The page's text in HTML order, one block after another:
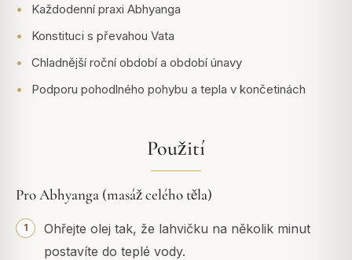
Každodenní praxi Abhyanga
Konstituci s převahou Vata
Chladnější roční období a období únavy
Podporu pohodlného pohybu a tepla v končetinách
Použití
Pro Abhyanga (masáž celého těla)
Ohřejte olej tak, že lahvičku na několik minut
postavíte do teplé vody.